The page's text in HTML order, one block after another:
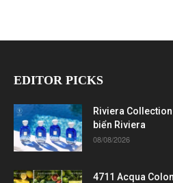
EDITOR PICKS
Riviera
biển Riviera
08/08/2026
4711 Acqua